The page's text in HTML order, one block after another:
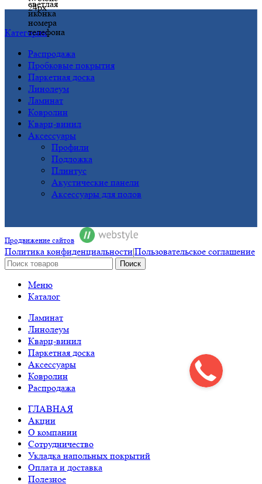
Категории
Распродажа
Пробковые покрытия
Паркетная доска
Линолеум
Ламинат
Ковролин
Кварц-винил
Аксессуары
Профили
Подложка
Плинтус
Акустические панели
Аксессуары для полов
Продвижение сайтов
Политика конфиденциальности|Пользовательское соглашение
Поиск
Меню
Каталог
Ламинат
Линолеум
Кварц-винил
Паркетная доска
Аксессуары
Ковролин
Распродажа
ГЛАВНАЯ
Акции
О компании
Сотрудничество
Укладка напольных покрытий
Оплата и доставка
Полезное